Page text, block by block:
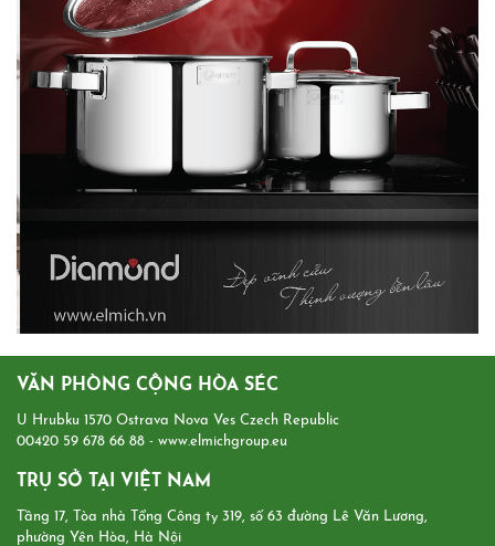
VĂN PHÒNG CỘNG HÒA SÉC
U Hrubku 1570 Ostrava Nova Ves Czech Republic
00420 59 678 66 88 - www.elmichgroup.eu
TRỤ SỞ TẠI VIỆT NAM
Tầng 17, Tòa nhà Tổng Công ty 319, số 63 đường Lê Văn Lương,
phường Yên Hòa, Hà Nội